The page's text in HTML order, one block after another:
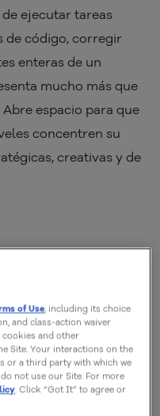
ejecutar tareas
de código, corregir
enteras de un
mucho más que
espacio para que
concentren su
creativas y de
el salto
Copilot era una
líneas de código
of Use, including its choice
and class-action waiver
cookies and other
Site. Your interactions on the
or a third party with which we
not use our Site. For more
. Click “Got It” to agree or